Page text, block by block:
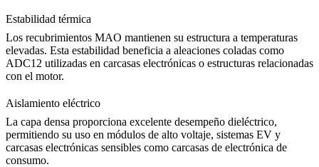
Estabilidad térmica
Los recubrimientos MAO mantienen su estructura a temperaturas
elevadas. Esta estabilidad beneficia a aleaciones coladas como
ADC12 utilizadas en carcasas electrónicas o estructuras relacionadas
con el motor.
Aislamiento eléctrico
La capa densa proporciona excelente desempeño dieléctrico,
permitiendo su uso en módulos de alto voltaje, sistemas EV y
carcasas electrónicas sensibles como carcasas de electrónica de
consumo.